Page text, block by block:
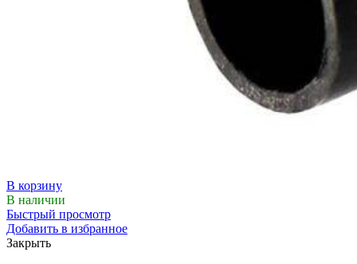
В корзину
В наличии
Быстрый просмотр
Добавить в избранное
Закрыть